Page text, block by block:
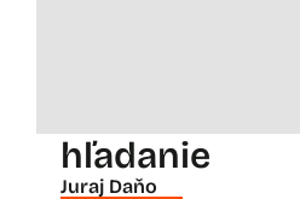
hľadanie
Juraj Daňo